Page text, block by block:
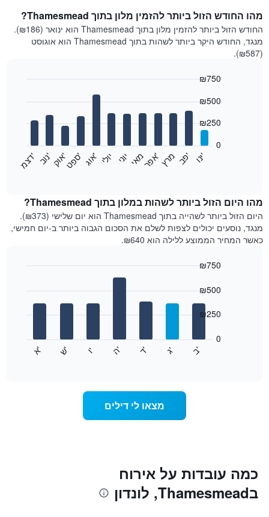
מהו החודש הזול ביותר להזמין מלון בתוך Thamesmead?
החודש הזול ביותר להזמין מלון בתוך Thamesmead הוא ינואר (₪186).
מנגד, החודש היקר ביותר לשהות בתוך Thamesmead הוא אוגוסט
(₪587).
מחיר
הממוצע
של
חדר
בכל
התרשים
חודשים.
י
נ
ו
' פ
ב​​​​​​​
' מרץא
פ
ר
' מאי יוני יולי א
ו
ג
' ס
פ
ט
' א
ו
ק
' נ
ו
ב
' ד
צ
מ
'
0
₪250
₪500
₪750
מהו היום הזול ביותר לשהות במלון בתוך Thamesmead?
היום הזול ביותר לשהייה בתוך Thamesmead הוא יום שלישי (₪373).
מנגד, נוסעים יכולים לצפות לשלם את הסכום הגבוה ביותר ב-יום חמישי,
כאשר המחיר הממוצע ללילה הוא ₪640.
התרשים
כולל
1
ציר
ב
' ג
' ד
' ה
' ו
' ש
' א
'
0
₪250
₪500
₪750
מצאו לי דילים
כמה עובדות על אירוח
בThamesmead, לונדון